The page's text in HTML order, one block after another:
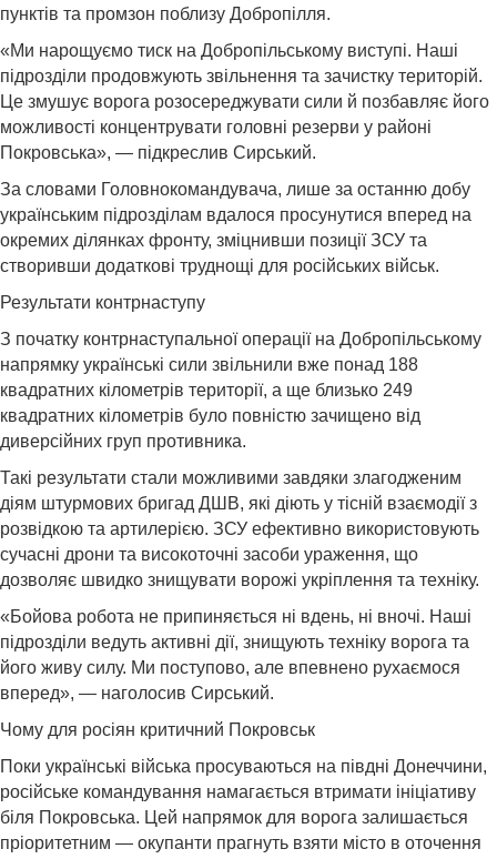
пунктів та промзон поблизу Добропілля.
«Ми нарощуємо тиск на Добропільському виступі. Наші
підрозділи продовжують звільнення та зачистку територій.
Це змушує ворога розосереджувати сили й позбавляє його
можливості концентрувати головні резерви у районі
Покровська», — підкреслив Сирський.
За словами Головнокомандувача, лише за останню добу
українським підрозділам вдалося просунутися вперед на
окремих ділянках фронту, зміцнивши позиції ЗСУ та
створивши додаткові труднощі для російських військ.
Результати контрнаступу
З початку контрнаступальної операції на Добропільському
напрямку українські сили звільнили вже понад 188
квадратних кілометрів території, а ще близько 249
квадратних кілометрів було повністю зачищено від
диверсійних груп противника.
Такі результати стали можливими завдяки злагодженим
діям штурмових бригад ДШВ, які діють у тісній взаємодії з
розвідкою та артилерією. ЗСУ ефективно використовують
сучасні дрони та високоточні засоби ураження, що
дозволяє швидко знищувати ворожі укріплення та техніку.
«Бойова робота не припиняється ні вдень, ні вночі. Наші
підрозділи ведуть активні дії, знищують техніку ворога та
його живу силу. Ми поступово, але впевнено рухаємося
вперед», — наголосив Сирський.
Чому для росіян критичний Покровськ
Поки українські війська просуваються на півдні Донеччини,
російське командування намагається втримати ініціативу
біля Покровська. Цей напрямок для ворога залишається
пріоритетним — окупанти прагнуть взяти місто в оточення